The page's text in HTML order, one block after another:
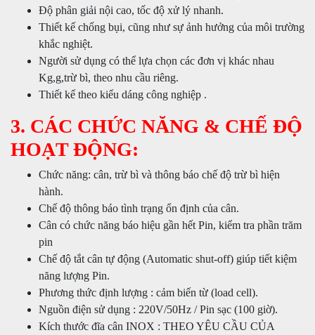
Độ phân giải nội cao, tốc độ xử lý nhanh.
Thiết kế chống bụi, cũng như sự ảnh hưởng của môi trường
khắc nghiệt.
Người sử dụng có thể lựa chọn các đơn vị khác nhau
Kg,g,trừ bì, theo nhu cầu riêng.
Thiết kế theo kiểu dáng công nghiệp .
3. CÁC CHỨC NĂNG & CHẾ ĐỘ
HOẠT ĐỘNG:
Chức năng: cân, trừ bì và thông báo chế độ trừ bì hiện
hành.
Chế độ thông báo tình trạng ổn định của cân.
Cân có chức năng báo hiệu gần hết Pin, kiểm tra phần trăm
pin
Chế độ tắt cân tự động (Automatic shut-off) giúp tiết kiệm
năng lượng Pin.
Phương thức định lượng : cảm biến từ (load cell).
Nguồn điện sử dụng : 220V/50Hz / Pin sạc (100 giờ).
Kích thước đĩa cân INOX : THEO YÊU CẦU CỦA